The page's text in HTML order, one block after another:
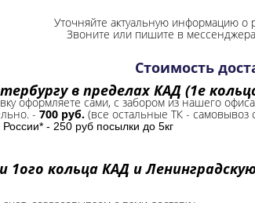
Уточняйте актуальную информацию о
Звоните или пишите в
Стоимость
в пределах КАД (1е
оформляете сами, с забором из нашего офиса
- 700 руб. (все остальные ТК - самовывоз
- 250 руб посылки до 5кг
1ого кольца КАД и